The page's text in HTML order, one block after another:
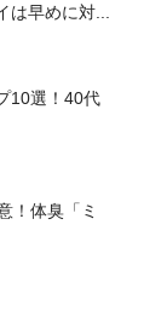
早めに対...
10選！40代
！体臭「ミ